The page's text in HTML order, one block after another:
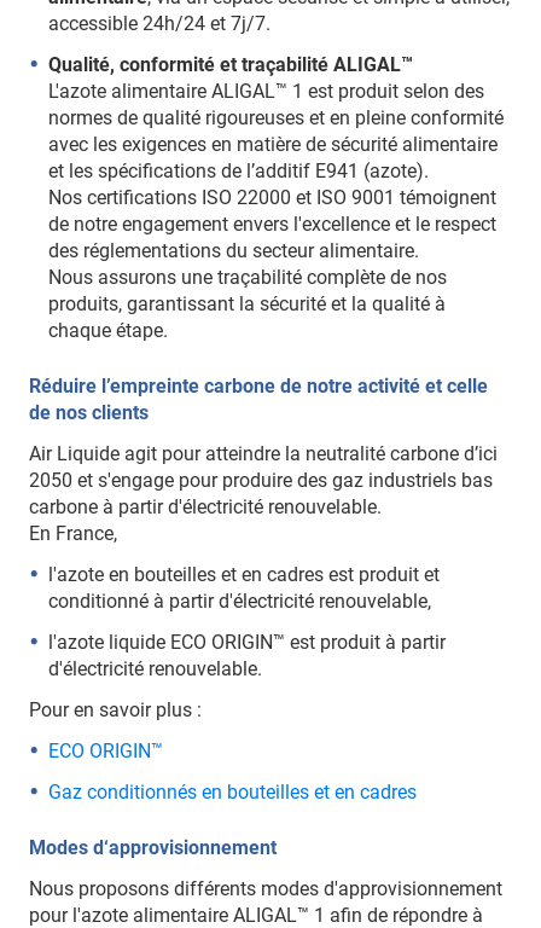
accessible 24h/24 et 7j/7.
Qualité, conformité et traçabilité ALIGAL™
L'azote alimentaire ALIGAL™ 1 est produit selon des
normes de qualité rigoureuses et en pleine conformité
avec les exigences en matière de sécurité alimentaire
et les spécifications de l’additif E941 (azote).
Nos certifications ISO 22000 et ISO 9001 témoignent
de notre engagement envers l'excellence et le respect
des réglementations du secteur alimentaire.
Nous assurons une traçabilité complète de nos
produits, garantissant la sécurité et la qualité à
chaque étape.
Réduire l’empreinte carbone de notre activité et celle
de nos clients
Air Liquide agit pour atteindre la neutralité carbone d’ici
2050 et s'engage pour produire des gaz industriels bas
carbone à partir d'électricité renouvelable.
En France,
l'azote en bouteilles et en cadres est produit et
conditionné à partir d'électricité renouvelable,
l'azote liquide ECO ORIGIN™ est produit à partir
d'électricité renouvelable.
Pour en savoir plus :
ECO ORIGIN™
Gaz conditionnés en bouteilles et en cadres
Modes d‘approvisionnement
Nous proposons différents modes d'approvisionnement
pour l'azote alimentaire ALIGAL™ 1 afin de répondre à